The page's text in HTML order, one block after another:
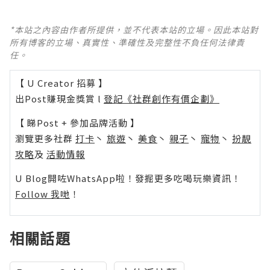
*本站之內容由作者所提供，並不代表本站的立場。因此本站對
所有博客的立場、真實性、準確性及完整性不負任何法律責
任。
【 U Creator 招募 】
出Post賺現金獎賞 l 登記《社群創作有價企劃》
【 睇Post + 參加品牌活動 】
瀏覽更多社群 打卡 丶 旅遊 丶 美食 丶 親子 丶 寵物 丶 扮靚
攻略及 活動情報
U Blog開咗WhatsApp啦！發掘更多吃喝玩樂資訊！
Follow 我哋 ！
相關話題